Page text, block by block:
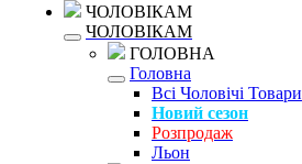
ЧОЛОВІКАМ
ЧОЛОВІКАМ
ГОЛОВНА
Головна
Всі Чоловічі Товари
Новий сезон
Розпродаж
Льон